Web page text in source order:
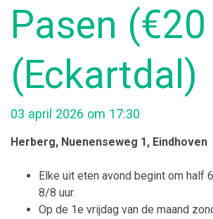
Pasen
(Eckartdal)
03 april 2026 om 17:30
Herberg, Nuenenseweg 1 , Eindhoven
Elke uit eten avond begint om half
8/8 uur.
Op de 1e vrijdag van de maand